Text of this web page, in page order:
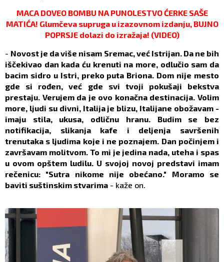
MACA DOVEO BOMBU NA PUNOLESTVO ĆERKE SAŠE
MATIĆA! Glumčeva supruga u izazovnom izdanju, BUJNO
POPRSJE dolazi do izražaja! (VIDEO)
- Novost je da više nisam Sremac, već Istrijan. Da ne bih
iščekivao dan kada ću krenuti na more, odlučio sam da
bacim sidro u Istri, preko puta Briona. Dom nije mesto
gde si rođen, već gde svi tvoji pokušaji bekstva
prestaju. Verujem da je ovo konačna destinacija. Volim
more, ljudi su divni, Italija je blizu, Italijane obožavam -
imaju stila, ukusa, odličnu hranu. Budim se bez
notifikacija, slikanja kafe i deljenja savršenih
trenutaka s ljudima koje i ne poznajem. Dan počinjem i
završavam molitvom. To mi je jedina nada, uteha i spas
u ovom opštem ludilu. U svojoj novoj predstavi imam
rečenicu: "Sutra nikome nije obećano." Moramo se
baviti suštinskim stvarima - kaže on.